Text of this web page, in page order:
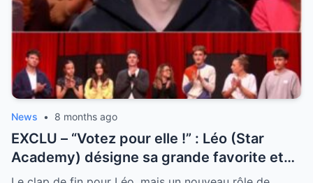
News • 8 months ago
EXCLU – “Votez pour elle !” : Léo (Star
Academy) désigne sa grande favorite et
dévoile les secrets de leur complicité